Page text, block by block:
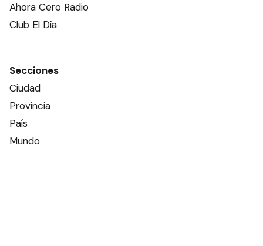
Ahora Cero Radio
Club El Día
Secciones
Ciudad
Provincia
País
Mundo